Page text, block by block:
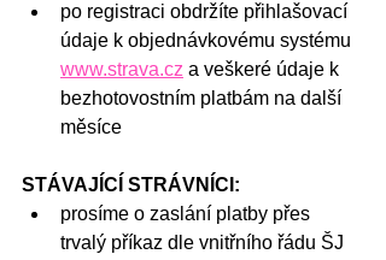
po registraci obdržíte přihlašovací
údaje k objednávkovému systému
www.strava.cz a veškeré údaje k
bezhotovostním platbám na další
měsíce
STÁVAJÍCÍ STRÁVNÍCI:
prosíme o zaslání platby přes
trvalý příkaz dle vnitřního řádu ŠJ